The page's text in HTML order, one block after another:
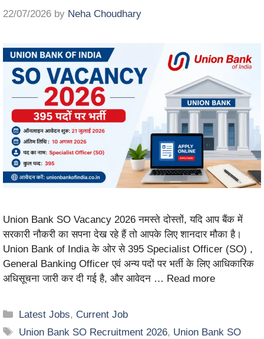
22/07/2026 by Neha Choudhary
Union Bank SO Vacancy 2026 नमस्ते दोस्तों, यदि आप बैंक में
सरकारी नौकरी का सपना देख रहे हैं तो आपके लिए शानदार मौका है।
Union Bank of India के ओर से 395 Specialist Officer (SO) ,
General Banking Officer एवं अन्य पदों पर भर्ती के लिए आधिकारिक
अधिसूचना जारी कर दी गई है, और आवेदन … Read more
Latest Jobs, Current Job
Union Bank SO Recruitment 2026, Union Bank SO